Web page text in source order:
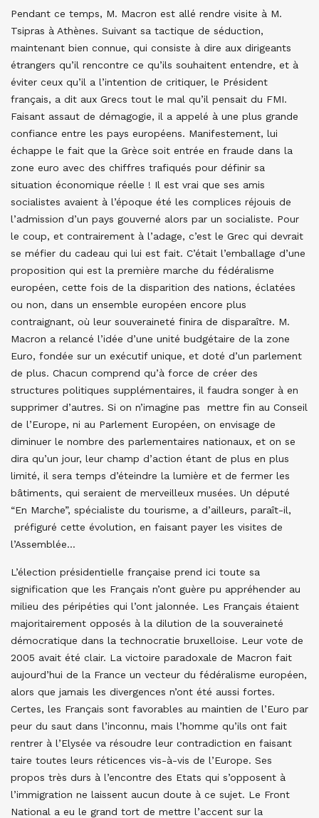
Pendant ce temps, M. Macron est allé rendre visite à M.
Tsipras à Athènes. Suivant sa tactique de séduction,
maintenant bien connue, qui consiste à dire aux dirigeants
étrangers qu’il rencontre ce qu’ils souhaitent entendre, et à
éviter ceux qu’il a l’intention de critiquer, le Président
français, a dit aux Grecs tout le mal qu’il pensait du FMI.
Faisant assaut de démagogie, il a appelé à une plus grande
confiance entre les pays européens. Manifestement, lui
échappe le fait que la Grèce soit entrée en fraude dans la
zone euro avec des chiffres trafiqués pour définir sa
situation économique réelle ! Il est vrai que ses amis
socialistes avaient à l’époque été les complices réjouis de
l’admission d’un pays gouverné alors par un socialiste. Pour
le coup, et contrairement à l’adage, c’est le Grec qui devrait
se méfier du cadeau qui lui est fait. C’était l’emballage d’une
proposition qui est la première marche du fédéralisme
européen, cette fois de la disparition des nations, éclatées
ou non, dans un ensemble européen encore plus
contraignant, où leur souveraineté finira de disparaître. M.
Macron a relancé l’idée d’une unité budgétaire de la zone
Euro, fondée sur un exécutif unique, et doté d’un parlement
de plus. Chacun comprend qu’à force de créer des
structures politiques supplémentaires, il faudra songer à en
supprimer d’autres. Si on n’imagine pas mettre fin au Conseil
de l’Europe, ni au Parlement Européen, on envisage de
diminuer le nombre des parlementaires nationaux, et on se
dira qu’un jour, leur champ d’action étant de plus en plus
limité, il sera temps d’éteindre la lumière et de fermer les
bâtiments, qui seraient de merveilleux musées. Un député
“En Marche”, spécialiste du tourisme, a d’ailleurs, paraît-il,
préfiguré cette évolution, en faisant payer les visites de
l’Assemblée…
L’élection présidentielle française prend ici toute sa
signification que les Français n’ont guère pu appréhender au
milieu des péripéties qui l’ont jalonnée. Les Français étaient
majoritairement opposés à la dilution de la souveraineté
démocratique dans la technocratie bruxelloise. Leur vote de
2005 avait été clair. La victoire paradoxale de Macron fait
aujourd’hui de la France un vecteur du fédéralisme européen,
alors que jamais les divergences n’ont été aussi fortes.
Certes, les Français sont favorables au maintien de l’Euro par
peur du saut dans l’inconnu, mais l’homme qu’ils ont fait
rentrer à l’Elysée va résoudre leur contradiction en faisant
taire toutes leurs réticences vis-à-vis de l’Europe. Ses
propos très durs à l’encontre des Etats qui s’opposent à
l’immigration ne laissent aucun doute à ce sujet. Le Front
National a eu le grand tort de mettre l’accent sur la